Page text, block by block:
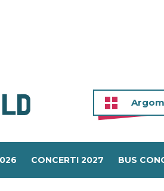
CONCERTI 2027 BUS